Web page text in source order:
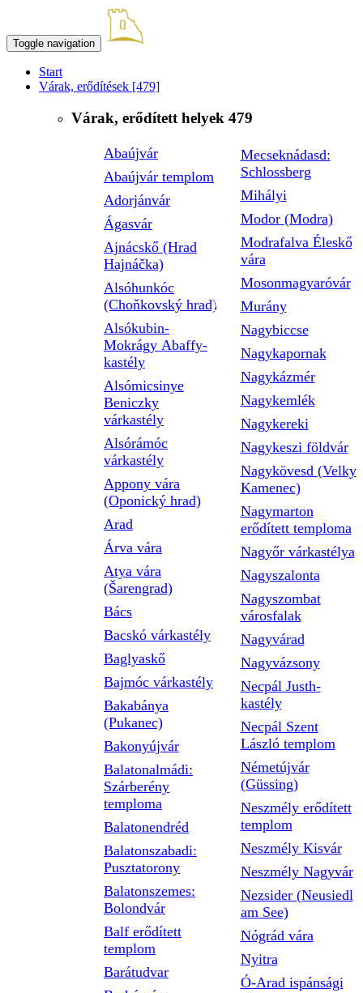
Toggle navigation
Start
Várak, erődítések [479]
Várak, erődített helyek 479
Abaújvár
Abaújvár templom
Adorjánvár
Ágasvár
Ajnácskő (Hrad
Hajnáčka)
Alsóhunkóc
(Choňkovský hrad)
Alsókubin-
Mokrágy Abaffy-
kastély
Alsómicsinye
Beniczky
várkastély
Alsórámóc
várkastély
Appony vára
(Oponický hrad)
Arad
Árva vára
Atya vára
(Šarengrad)
Bács
Bacskó várkastély
Baglyaskő
Bajmóc várkastély
Bakabánya
(Pukanec)
Bakonyújvár
Balatonalmádi:
Szárberény
temploma
Balatonendréd
Balatonszabadi:
Pusztatorony
Balatonszemes:
Bolondvár
Balf erődített
templom
Barátudvar
Mecseknádasd:
Schlossberg
Mihályi
Modor (Modra)
Modrafalva Éleskő
vára
Mosonmagyaróvár
Murány
Nagybiccse
Nagykapornak
Nagykázmér
Nagykemlék
Nagykereki
Nagykeszi földvár
Nagykövesd (Velky
Kamenec)
Nagymarton
erődített temploma
Nagyőr várkastélya
Nagyszalonta
Nagyszombat
városfalak
Nagyvárad
Nagyvázsony
Necpál Justh-
kastély
Necpál Szent
László templom
Németújvár
(Güssing)
Neszmély erődített
templom
Neszmély Kisvár
Neszmély Nagyvár
Nezsider (Neusiedl
am See)
Nógrád vára
Nyitra
Ó-Arad ispánsági